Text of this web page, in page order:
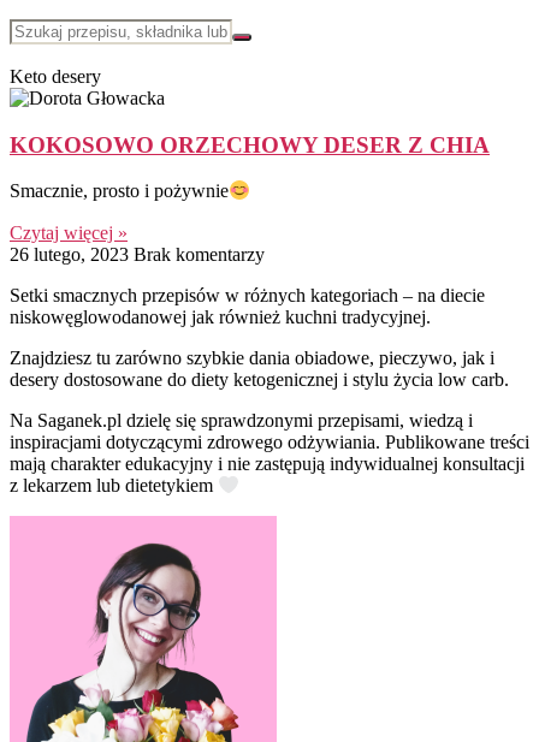
Keto desery
KOKOSOWO ORZECHOWY DESER Z CHIA
Smacznie, prosto i pożywnie
Czytaj więcej »
26 lutego, 2023 Brak komentarzy
Setki smacznych przepisów w różnych kategoriach – na diecie
niskowęglowodanowej jak również kuchni tradycyjnej.
Znajdziesz tu zarówno szybkie dania obiadowe, pieczywo, jak i
desery dostosowane do diety ketogenicznej i stylu życia low carb.
Na Saganek.pl dzielę się sprawdzonymi przepisami, wiedzą i
inspiracjami dotyczącymi zdrowego odżywiania. Publikowane treści
mają charakter edukacyjny i nie zastępują indywidualnej konsultacji
z lekarzem lub dietetykiem